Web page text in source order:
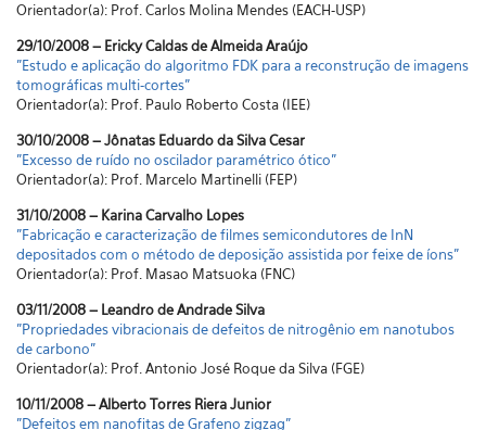
Orientador(a): Prof. Carlos Molina Mendes (EACH-USP)
29/10/2008 – Ericky Caldas de Almeida Araújo
"Estudo e aplicação do algoritmo FDK para a reconstrução de imagens
tomográficas multi-cortes"
Orientador(a): Prof. Paulo Roberto Costa (IEE)
30/10/2008 – Jônatas Eduardo da Silva Cesar
"Excesso de ruído no oscilador paramétrico ótico"
Orientador(a): Prof. Marcelo Martinelli (FEP)
31/10/2008 – Karina Carvalho Lopes
"Fabricação e caracterização de filmes semicondutores de InN
depositados com o método de deposição assistida por feixe de íons"
Orientador(a): Prof. Masao Matsuoka (FNC)
03/11/2008 – Leandro de Andrade Silva
"Propriedades vibracionais de defeitos de nitrogênio em nanotubos
de carbono"
Orientador(a): Prof. Antonio José Roque da Silva (FGE)
10/11/2008 – Alberto Torres Riera Junior
"Defeitos em nanofitas de Grafeno zigzag"